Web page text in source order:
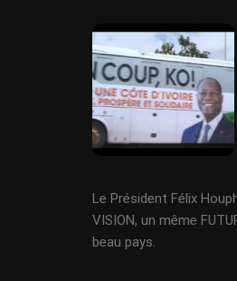
Le Président Félix
VISION, un même
beau pays.